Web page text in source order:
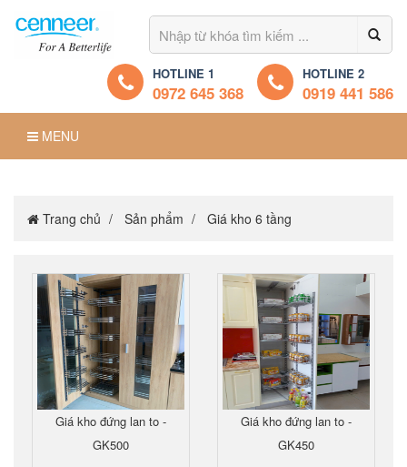
HOTLINE 1
0972 645 368
HOTLINE 2
0919 441 586
MENU
Trang chủ Sản phẩm Giá kho 6 tầng
Giá kho đứng lan to -
GK500
Giá kho đứng lan to -
GK450